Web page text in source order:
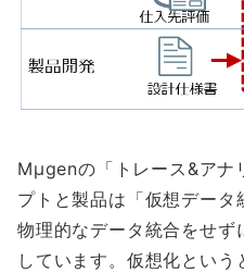
Mμgenの「トレース&アナ
プトと製品は「仮想データ
物理的なデータ統合をせず
しています。仮想化とい